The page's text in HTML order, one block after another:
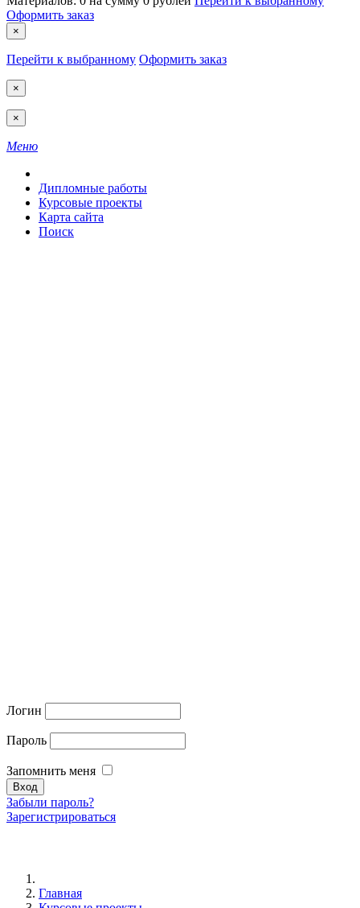
Оформить заказ
×
Перейти к выбранному Оформить заказ
×
×
Меню
Дипломные работы
Курсовые проекты
Карта сайта
Поиск
Логин
Пароль
Запомнить меня
Забыли пароль?
Зарегистрироваться
Главная